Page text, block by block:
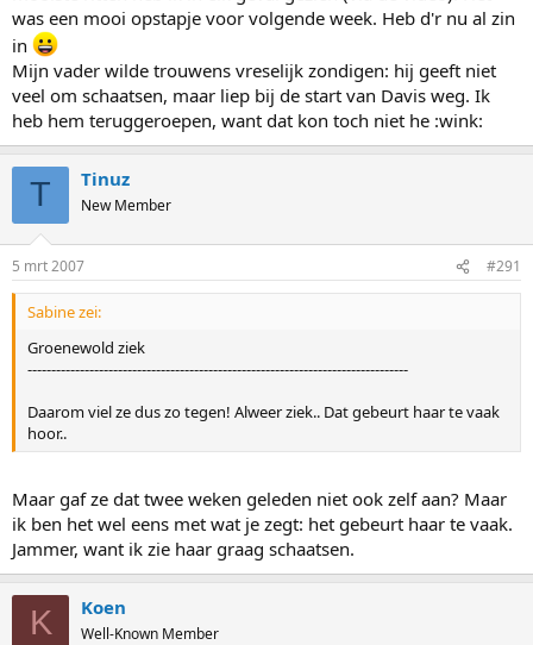
was een mooi opstapje voor volgende week. Heb d'r nu al zin
in
Mijn vader wilde trouwens vreselijk zondigen: hij geeft niet
veel om schaatsen, maar liep bij de start van Davis weg. Ik
heb hem teruggeroepen, want dat kon toch niet he :wink:
T Tinuz
New Member
5 mrt 2007 #291
Sabine zei:
Groenewold ziek
--------------------------------------------------------------------------------
Daarom viel ze dus zo tegen! Alweer ziek.. Dat gebeurt haar te vaak
hoor..
Maar gaf ze dat twee weken geleden niet ook zelf aan? Maar
ik ben het wel eens met wat je zegt: het gebeurt haar te vaak.
Jammer, want ik zie haar graag schaatsen.
K Koen
Well-Known Member